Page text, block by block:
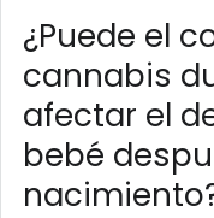
¿Puede el
cannabis
afectar el
bebé